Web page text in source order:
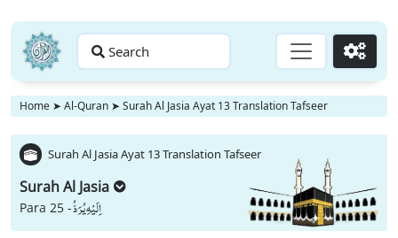
Search Go
Home ➤ Al-Quran ➤ Surah Al Jasia Ayat 13 Translation Tafseer
Surah Al Jasia Ayat 13 Translation Tafseer
Surah Al Jasia
Para 25 -اِلَیْهِ یُرَدُّ